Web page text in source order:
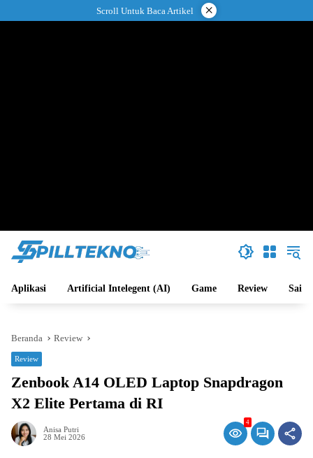
ke
Scroll Untuk Baca Artikel ×
Aplikasi Artificial Intelegent (AI) Game Review Sains
Beranda Review
Review
Zenbook A14 OLED Laptop Snapdragon
X2 Elite Pertama di RI
Anisa Putri
28 Mei 2026
4